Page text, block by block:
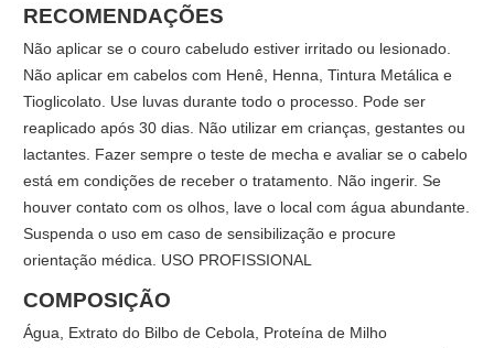
RECOMENDAÇÕES
Não aplicar se o couro cabeludo estiver irritado ou lesionado.
Não aplicar em cabelos com Henê, Henna, Tintura Metálica e
Tioglicolato. Use luvas durante todo o processo. Pode ser
reaplicado após 30 dias. Não utilizar em crianças, gestantes ou
lactantes. Fazer sempre o teste de mecha e avaliar se o cabelo
está em condições de receber o tratamento. Não ingerir. Se
houver contato com os olhos, lave o local com água abundante.
Suspenda o uso em caso de sensibilização e procure
orientação médica. USO PROFISSIONAL
COMPOSIÇÃO
Água, Extrato do Bilbo de Cebola, Proteína de Milho